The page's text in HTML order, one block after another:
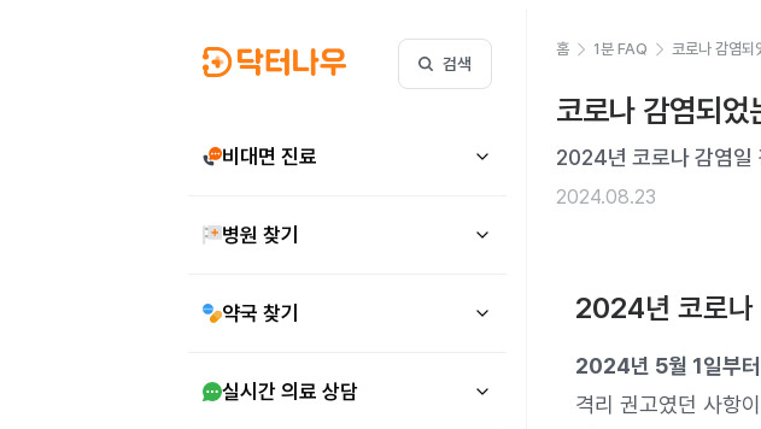
검색
비대면 진료
병원 찾기
약국 찾기
실시간 의료 상담
홈 1분 FAQ 코로나 감염
코로나 감염되
2024년 코로나 감염일
2024.08.23
2024년 코로나
2024년 5월 1일부터
격리 권고였던 사항이